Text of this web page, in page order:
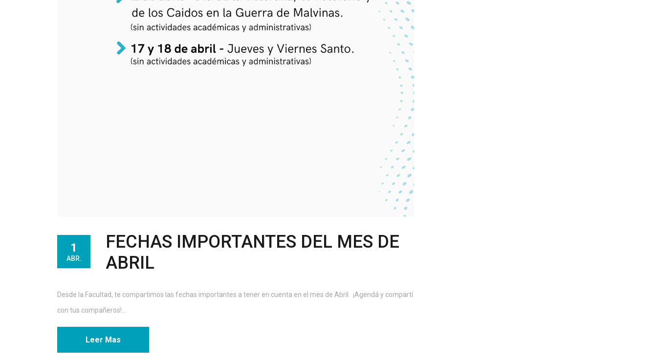
1
ABR.
FECHAS IMPORTANTES DEL MES DE
ABRIL
Desde la Facultad, te compartimos las fechas importantes a tener en cuenta en el mes de Abril. ¡Agendá y compartí
con tus compañeros!...
Leer Mas